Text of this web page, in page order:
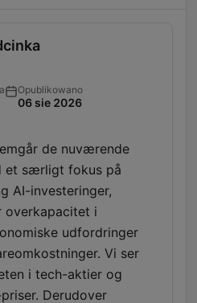
Opublikowano
06 sie 2026
de nuværende
et særligt fokus på
AI-investeringer,
overkapacitet i
udfordringer
Vi ser
i tech-aktier og
Derudover